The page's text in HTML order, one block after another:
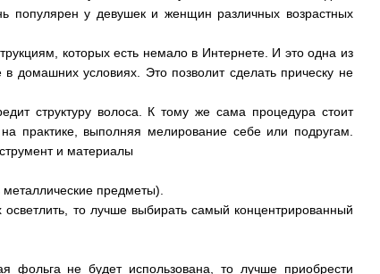
популярен у девушек и женщин различных возрастных
которых есть немало в Интернете. И это одна из
домашних условиях. Это позволит сделать прическу не
структуру волоса. К тому же сама процедура стоит
практике, выполняя мелирование себе или подругам.
и материалы
предметы).
то лучше выбирать самый концентрированный
не будет использована, то лучше приобрести